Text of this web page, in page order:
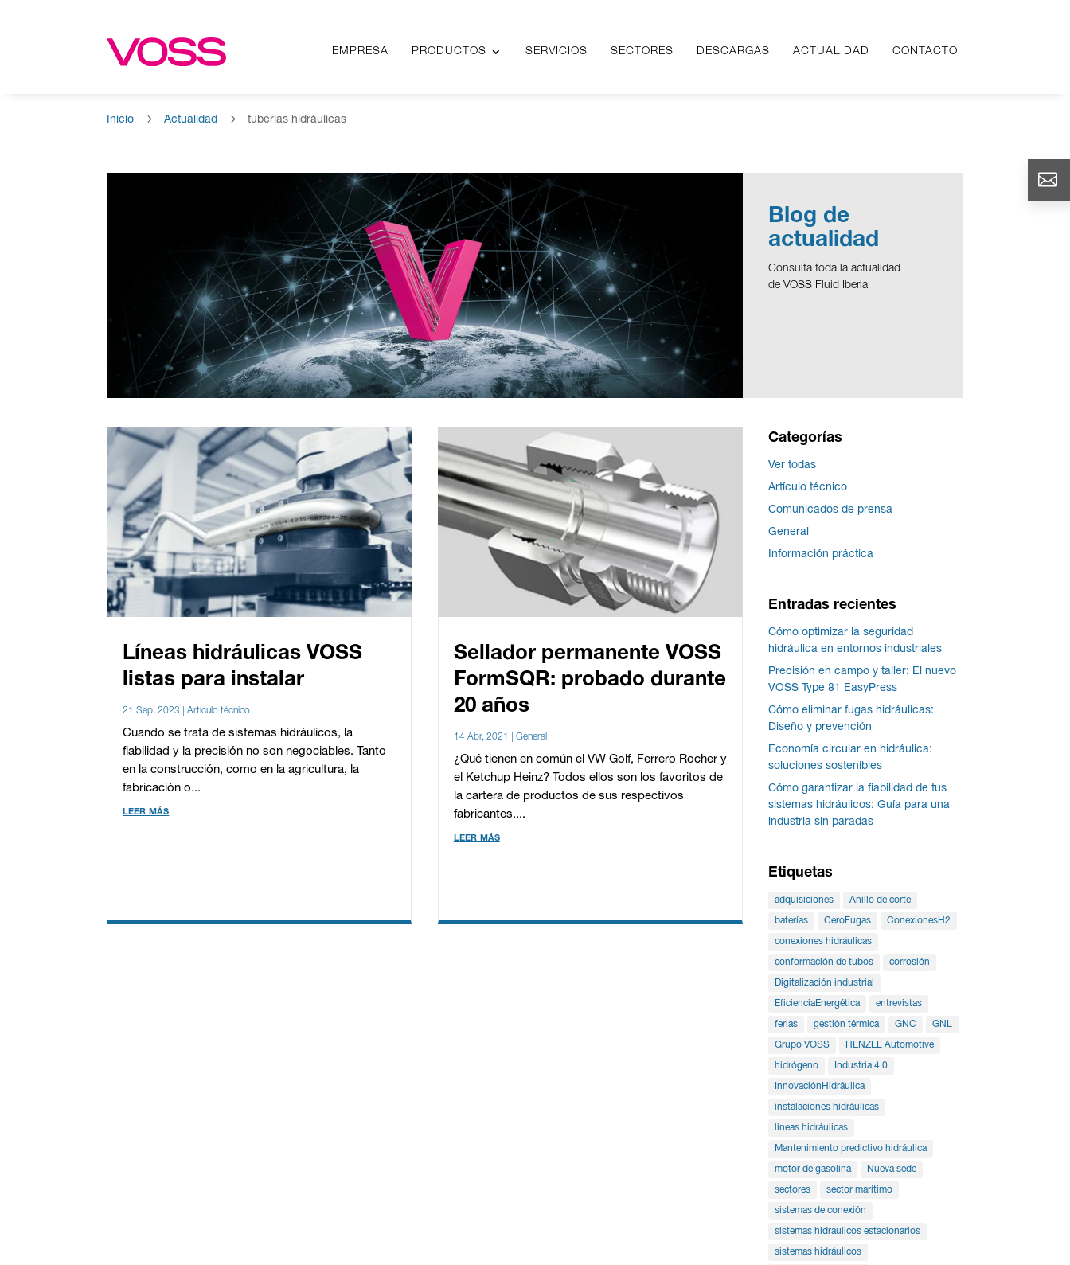
EMPRESA PRODUCTOS SERVICIOS SECTORES DESCARGAS ACTUALIDAD CONTACTO
EMPRESA PRODUCTOS SERVICIOS SECTORES DESCARGAS ACTUALIDAD CONTACTO
Inicio 5 Actualidad 5 tuberías hidráulicas
Blog de
actualidad
Consulta toda la actualidad
de VOSS Fluid Iberia
Líneas hidráulicas VOSS
listas para instalar
21 Sep, 2023 |Artículo técnico
Cuando se trata de sistemas hidráulicos, la
fiabilidad y la precisión no son negociables. Tanto
en la construcción, como en la agricultura, la
fabricación o...
leer más
Sellador permanente VOSS
FormSQR: probado durante
20 años
14 Abr, 2021 General
¿Qué tienen en común el VW Golf, Ferrero Rocher y
el Ketchup Heinz? Todos ellos son los favoritos de
la cartera de productos de sus respectivos
fabricantes....
leer más
Categorías
Ver todas
Artículo técnico
Comunicados de prensa
General
Información práctica
Entradas recientes
Cómo optimizar la seguridad
hidráulica en entornos industriales
Precisión en campo y taller: El nuevo
VOSS Type 81 EasyPress
Cómo eliminar fugas hidráulicas:
Diseño y prevención
Economía circular en hidráulica:
soluciones sostenibles
Cómo garantizar la fiabilidad de tus
sistemas hidráulicos: Guía para una
industria sin paradas
Etiquetas
adquisiciones Anillo de corte
baterías CeroFugas ConexionesH2
conexiones hidráulicas
conformación de tubos corrosión
Digitalización industrial
EficienciaEnergética entrevistas
ferias gestión térmica GNC GNL
Grupo VOSS HENZEL Automotive
hidrógeno Industria 4.0
InnovaciónHidráulica
instalaciones hidráulicas
líneas hidráulicas
Mantenimiento predictivo hidráulica
motor de gasolina Nueva sede
sectores sector marítimo
sistemas de conexión
sistemas hidraulicos estacionarios
sistemas hidráulicos